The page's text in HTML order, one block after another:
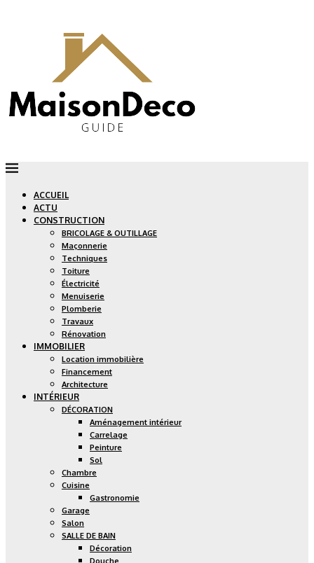
ACCUEIL
ACTU
CONSTRUCTION
BRICOLAGE & OUTILLAGE
Maçonnerie
Techniques
Toiture
Électricité
Menuiserie
Plomberie
Travaux
Rénovation
IMMOBILIER
Location immobilière
Financement
Architecture
INTÉRIEUR
DÉCORATION
Aménagement intérieur
Carrelage
Peinture
Sol
Chambre
Cuisine
Gastronomie
Garage
Salon
SALLE DE BAIN
Décoration
Douche